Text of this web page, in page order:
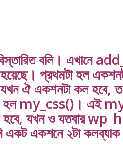
বলি। এখানে
হয়েছে। প্রথমটা হল
যখন ঐ একশনটা কল হবে,
হল my_css()। এই
হবে, যখন ও যতবার
একশনে ২টা কলব্যাক